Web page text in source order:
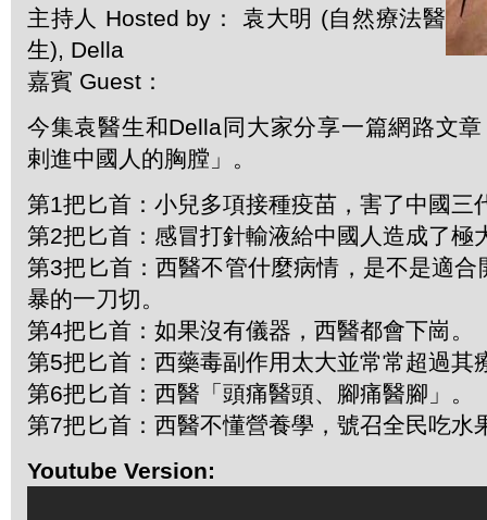
主持人 Hosted by： 袁大明 (自然療法醫
生), Della
嘉賓 Guest：
今集袁醫生和Della同大家分享一篇網路文
剌進中國人的胸膛」。
第1把匕首：小兒多項接種疫苗，害了中國三
第2把匕首：感冒打針輸液給中國人造成了極
第3把匕首：西醫不管什麼病情，是不是適合
暴的一刀切。
第4把匕首：如果沒有儀器，西醫都會下崗。
第5把匕首：西藥毒副作用太大並常常超過其
第6把匕首：西醫「頭痛醫頭、腳痛醫腳」。
第7把匕首：西醫不懂營養學，號召全民吃水
Youtube Version: